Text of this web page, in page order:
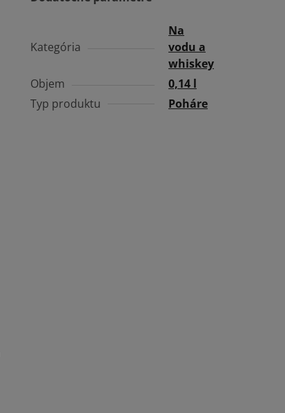
Kategória
Na
vodu a
whiskey
Objem
0,14 l
Typ produktu
Poháre